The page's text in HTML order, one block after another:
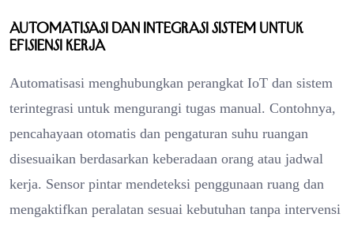
Automatisasi dan Integrasi Sistem untuk
Efisiensi Kerja
Automatisasi menghubungkan perangkat IoT dan sistem
terintegrasi untuk mengurangi tugas manual. Contohnya,
pencahayaan otomatis dan pengaturan suhu ruangan
disesuaikan berdasarkan keberadaan orang atau jadwal
kerja. Sensor pintar mendeteksi penggunaan ruang dan
mengaktifkan peralatan sesuai kebutuhan tanpa intervensi